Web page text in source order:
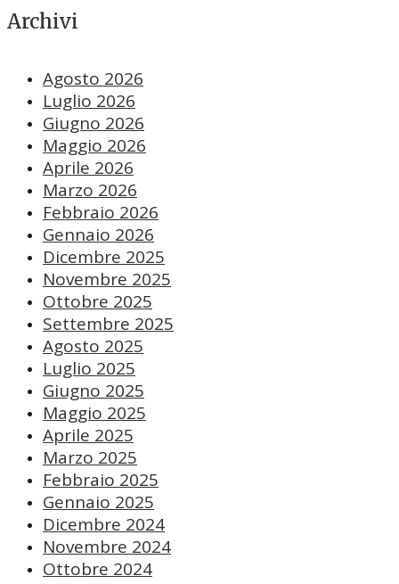
Archivi
Agosto 2026
Luglio 2026
Giugno 2026
Maggio 2026
Aprile 2026
Marzo 2026
Febbraio 2026
Gennaio 2026
Dicembre 2025
Novembre 2025
Ottobre 2025
Settembre 2025
Agosto 2025
Luglio 2025
Giugno 2025
Maggio 2025
Aprile 2025
Marzo 2025
Febbraio 2025
Gennaio 2025
Dicembre 2024
Novembre 2024
Ottobre 2024